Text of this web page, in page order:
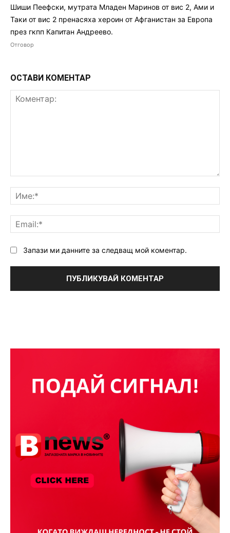
Шиши Пеефски, мутрата Младен Маринов от вис 2, Ами и
Таки от вис 2 пренасяха хероин от Афганистан за Европа
през гкпп Капитан Андреево.
Отговор
ОСТАВИ КОМЕНТАР
Запази ми данните за следващ мой коментар.